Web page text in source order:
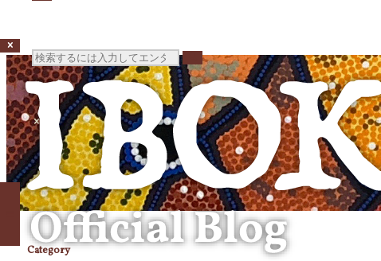
検
索
対
象:
Category